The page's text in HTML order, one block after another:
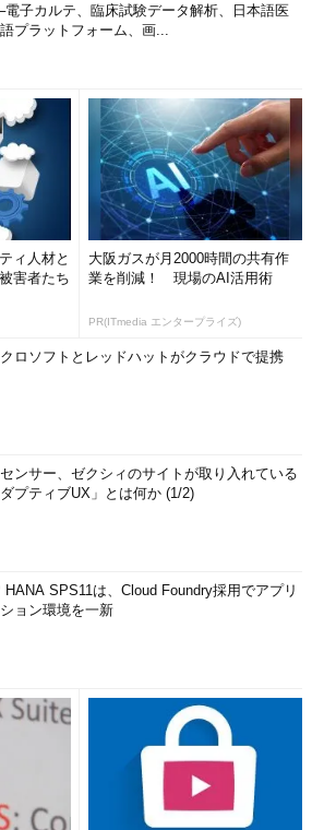
子カルテ、臨床試験データ解析、日本語医
プラットフォーム、画...
ィ人材と
害者たち
大阪ガスが月2000時間の共有作
業を削減！ 現場のAI活用術
PR(ITmedia エンタープライズ)
ロソフトとレッドハットがクラウドで提携
ンサー、ゼクシィのサイトが取り入れている
ダプティブUX」とは何か (1/2)
HANA SPS11は、Cloud Foundry採用でアプリ
ョン環境を一新